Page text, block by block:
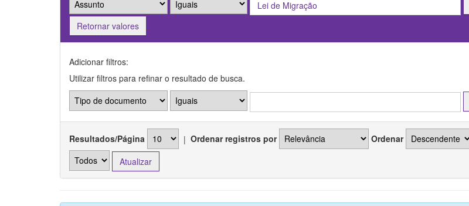
Retornar valores
Adicionar filtros:
Utilizar filtros para refinar o resultado de busca.
Resultados/Página | Ordenar registros por Ordenar